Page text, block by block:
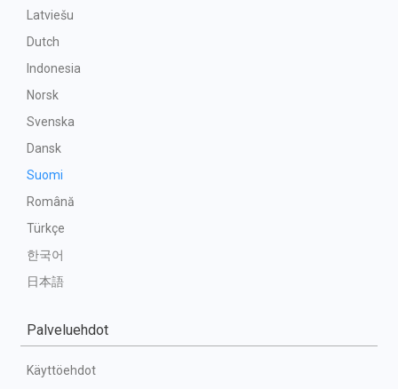
Latviešu
Dutch
Indonesia
Norsk
Svenska
Dansk
Suomi
Română
Türkçe
한국어
日本語
Palveluehdot
Käyttöehdot